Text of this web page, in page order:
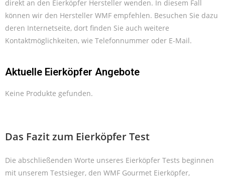
direkt an den Eierköpfer Hersteller wenden. In diesem Fall
können wir den Hersteller WMF empfehlen. Besuchen Sie dazu
deren Internetseite, dort finden Sie auch weitere
Kontaktmöglichkeiten, wie Telefonnummer oder E-Mail.
Aktuelle Eierköpfer Angebote
Keine Produkte gefunden.
Das Fazit zum Eierköpfer Test
Die abschließenden Worte unseres Eierköpfer Tests beginnen
mit unserem Testsieger, den WMF Gourmet Eierköpfer,